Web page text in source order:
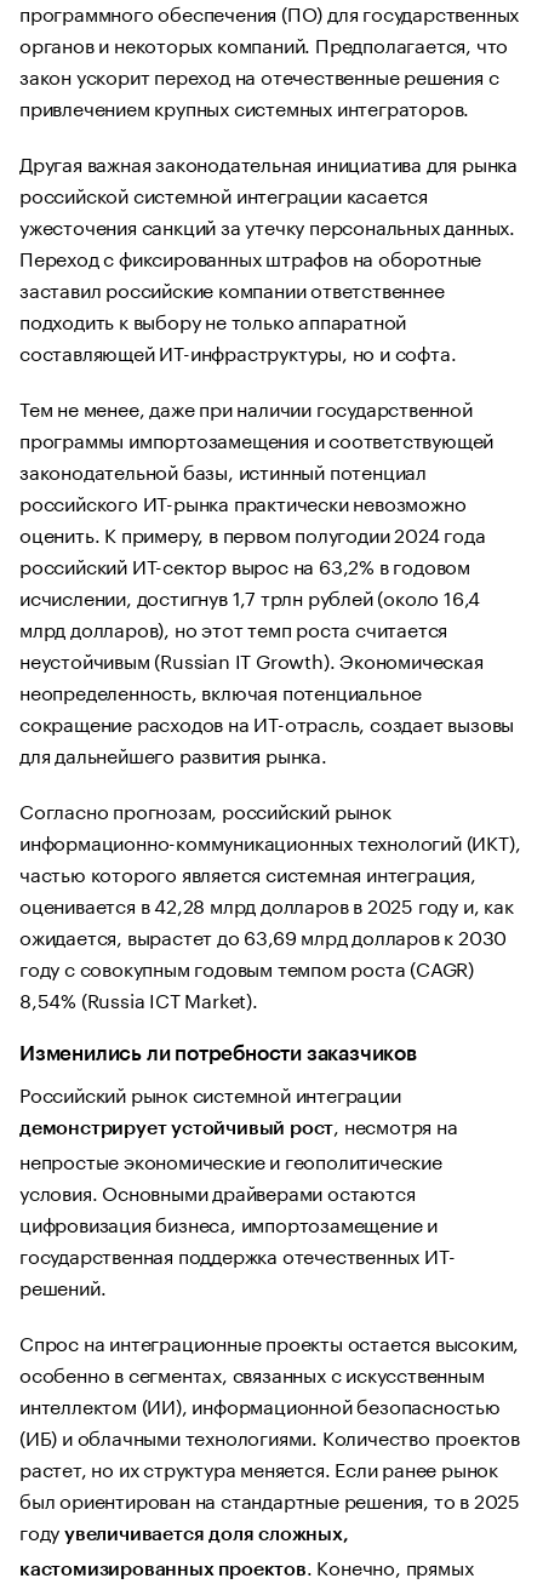
программного обеспечения (ПО) для государственных
органов и некоторых компаний. Предполагается, что
закон ускорит переход на отечественные решения с
привлечением крупных системных интеграторов.
Другая важная законодательная инициатива для рынка
российской системной интеграции касается
ужесточения санкций за утечку персональных данных.
Переход с фиксированных штрафов на оборотные
заставил российские компании ответственнее
подходить к выбору не только аппаратной
составляющей ИТ-инфраструктуры, но и софта.
Тем не менее, даже при наличии государственной
программы импортозамещения и соответствующей
законодательной базы, истинный потенциал
российского ИТ-рынка практически невозможно
оценить. К примеру, в первом полугодии 2024 года
российский ИТ-сектор вырос на 63,2% в годовом
исчислении, достигнув 1,7 трлн рублей (около 16,4
млрд долларов), но этот темп роста считается
неустойчивым (Russian IT Growth). Экономическая
неопределенность, включая потенциальное
сокращение расходов на ИТ-отрасль, создает вызовы
для дальнейшего развития рынка.
Согласно прогнозам, российский рынок
информационно-коммуникационных технологий (ИКТ),
частью которого является системная интеграция,
оценивается в 42,28 млрд долларов в 2025 году и, как
ожидается, вырастет до 63,69 млрд долларов к 2030
году с совокупным годовым темпом роста (CAGR)
8,54% (Russia ICT Market).
Изменились ли потребности заказчиков
Российский рынок системной интеграции
демонстрирует устойчивый рост, несмотря на
непростые экономические и геополитические
условия. Основными драйверами остаются
цифровизация бизнеса, импортозамещение и
государственная поддержка отечественных ИТ-
решений.
Спрос на интеграционные проекты остается высоким,
особенно в сегментах, связанных с искусственным
интеллектом (ИИ), информационной безопасностью
(ИБ) и облачными технологиями. Количество проектов
растет, но их структура меняется. Если ранее рынок
был ориентирован на стандартные решения, то в 2025
году увеличивается доля сложных,
кастомизированных проектов. Конечно, прямых